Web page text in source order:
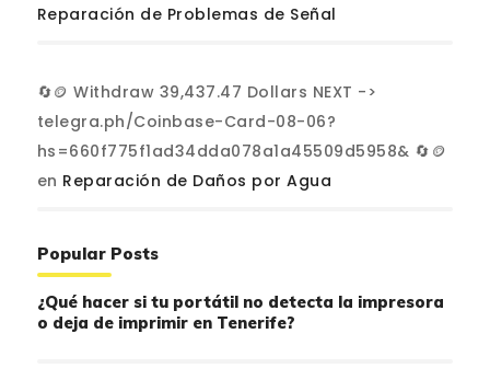
Reparación de Problemas de Señal
🔄🪙 Withdraw 39,437.47 Dollars NEXT ->
telegra.ph/Coinbase-Card-08-06?
hs=660f775f1ad34dda078a1a45509d5958& 🔄🪙
en Reparación de Daños por Agua
Popular Posts
¿Qué hacer si tu portátil no detecta la impresora
o deja de imprimir en Tenerife?